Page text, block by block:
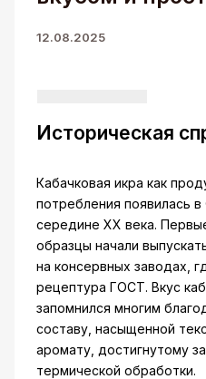
12.08.2025
Историческая
Кабачковая икра как
потребления появилась
середине XX века.
образцы начали
на консервных заводах,
рецептура ГОСТ. Вкус
запомнился многим
составу, насыщенной
аромату, достигнутому
термической обработки.